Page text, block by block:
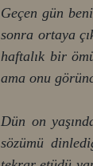
Geçen gün
sonra ortaya
haftalık bir
ama onu
Dün on
sözümü